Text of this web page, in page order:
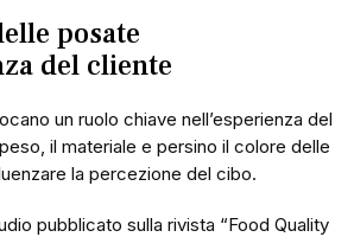
posate
del cliente
un ruolo chiave nell’esperienza del
il materiale e persino il colore delle
la percezione del cibo.
pubblicato sulla rivista “Food Quality